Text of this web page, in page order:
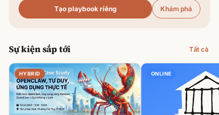
Tạo playbook riêng Khám phá
Sự kiện sắp tới Tất cả
HYBRID ONLINE